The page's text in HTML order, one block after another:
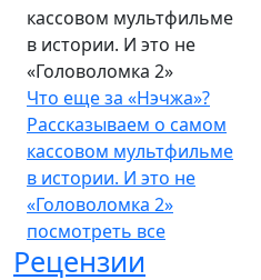
кассовом мультфильме
в истории. И это не
«Головоломка 2»
Что еще за «Нэчжа»?
Рассказываем о самом
кассовом мультфильме
в истории. И это не
«Головоломка 2»
посмотреть все
Рецензии